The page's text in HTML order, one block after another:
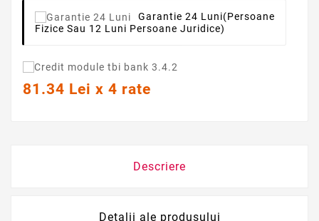
Garantie 24 Luni(persoane
Fizice Sau 12 Luni Persoane Juridice)
81.34 Lei x 4 rate
Descriere
Detalii ale produsului